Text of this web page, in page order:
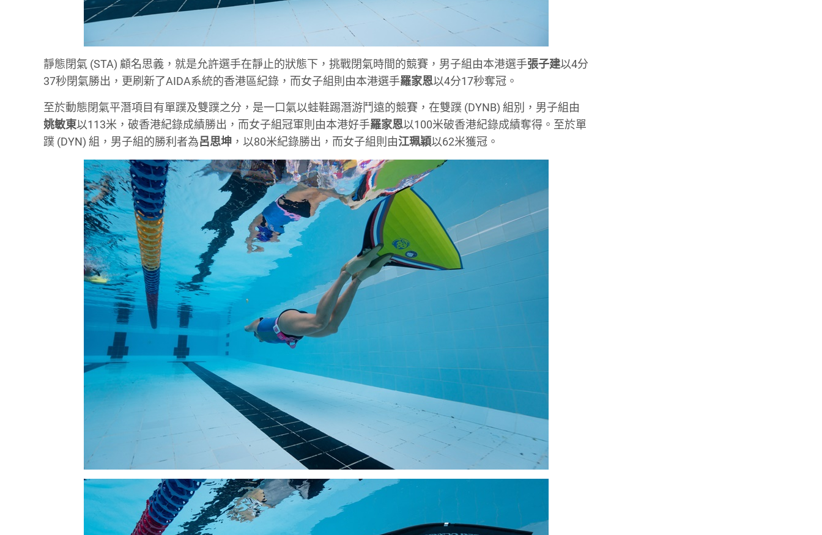
靜態閉氣 (STA) 顧名思義，就是允許選手在靜止的狀態下，挑戰閉氣時間的競賽，男子組由本港選手張子建以4分
37秒閉氣勝出，更刷新了AIDA系統的香港區紀錄，而女子組則由本港選手羅家恩以4分17秒奪冠。
至於動態閉氣平潛項目有單蹼及雙蹼之分，是一口氣以蛙鞋踢潛游鬥遠的競賽，在雙蹼 (DYNB) 組別，男子組由
姚敏東以113米，破香港紀錄成績勝出，而女子組冠軍則由本港好手羅家恩以100米破香港紀錄成績奪得。至於單
蹼 (DYN) 組，男子組的勝利者為呂思坤 ，以80米紀錄勝出，而女子組則由江珮穎以62米獲冠。